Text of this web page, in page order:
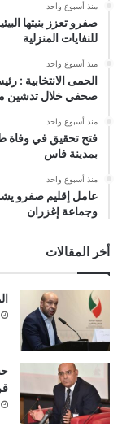
منذ أسبوع واحد
صفرو تعزز بنيتها
للنفايات المنزلية
منذ أسبوع واحد
الحمى الانتخابية :
صحفي خلال تدشين
منذ أسبوع واحد
فتح تحقيق في
بمدينة فاس
منذ أسبوع واحد
عامل إقليم صفرو
وجماعة إغزران
أخر المقالات